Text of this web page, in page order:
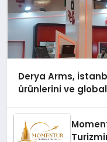
Derya Arms,
ürünlerini ve